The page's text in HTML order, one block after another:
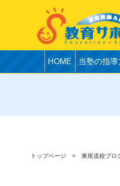
HOME 当塾の指導
トップページ 東尾道校ブロ